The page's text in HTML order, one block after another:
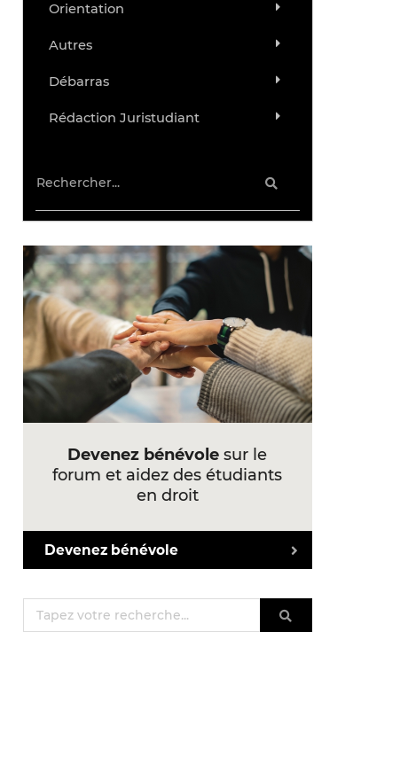
Orientation
Autres
Débarras
Rédaction Juristudiant
Devenez bénévole sur le
forum et aidez des étudiants
en droit
Devenez bénévole